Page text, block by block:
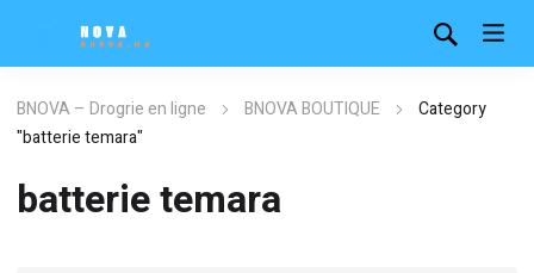
BNOVA – Drogrie en ligne BNOVA BOUTIQUE
Category
"batterie temara"
batterie temara